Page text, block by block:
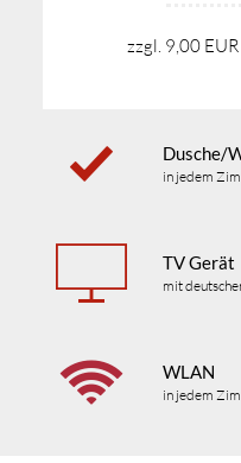
zzgl. 9,00
Dusche/
in jedem
TV Gerät
mit
WLAN
in jedem